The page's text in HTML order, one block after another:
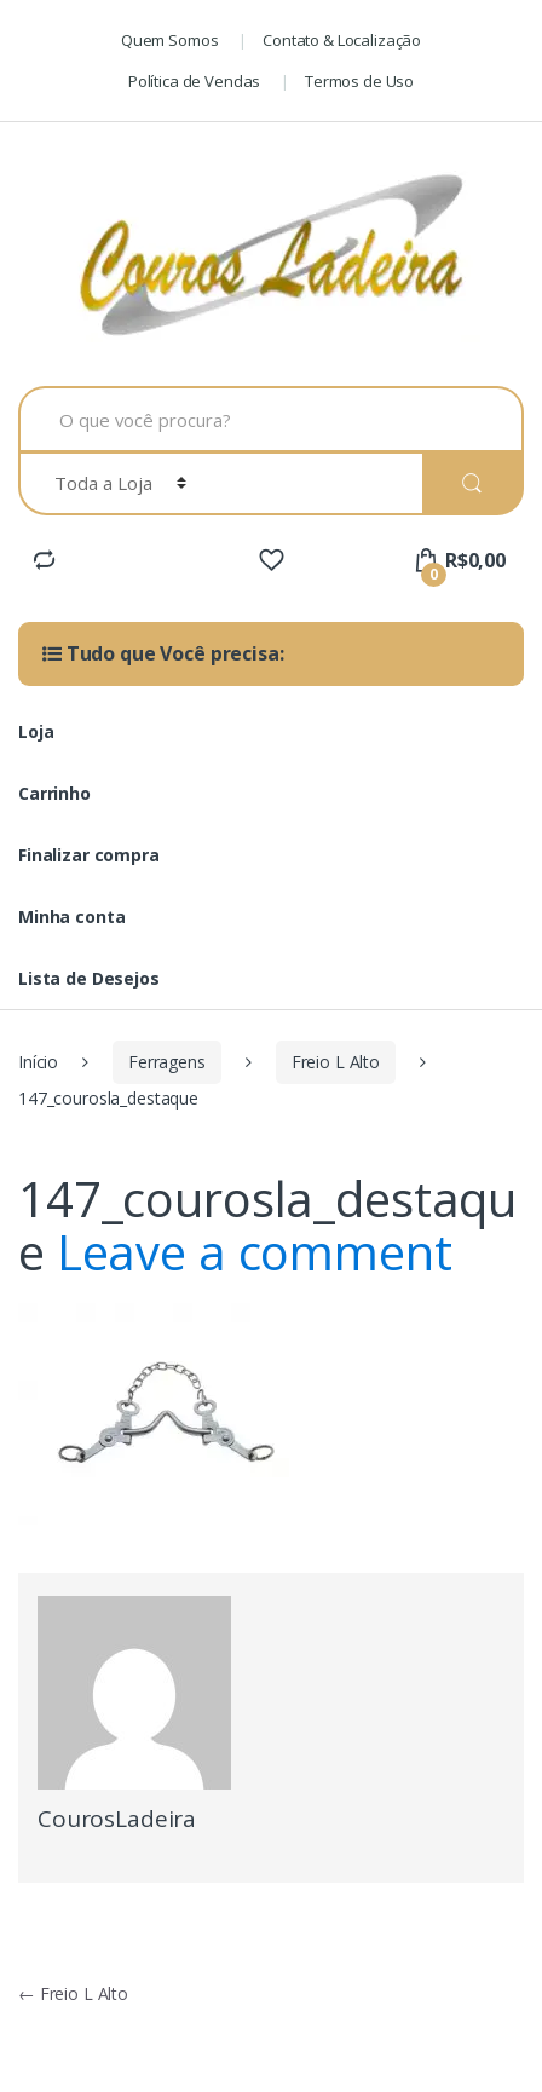
Quem Somos
Contato & Localização
Política de Vendas
Termos de Uso
Search
for:
0
R$0,00
Tudo que Você precisa:
Loja
Carrinho
Finalizar compra
Minha conta
Lista de Desejos
Início Ferragens
Freio L Alto
147_courosla_destaque
147_courosla_destaqu
e Leave a comment
CourosLadeira
Navegação
← Freio L Alto